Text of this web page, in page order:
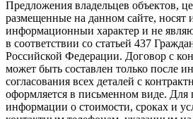
Предложения владельцев объектов,
размещенные на данном сайте, носят
информационныи характер и не
в соответствии со статьей 437
Российской Федерации. Договор с
может быть составлен только после
согласования всех деталей с
оформляется в письменном виде. Для
информации о стоимости, сроках и